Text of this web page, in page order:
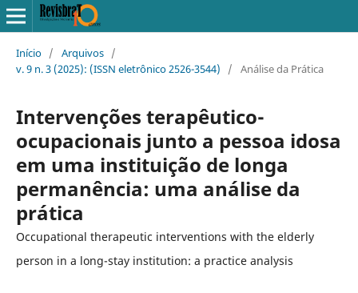
Início / Arquivos /
v. 9 n. 3 (2025): (ISSN eletrônico 2526-3544)
/ Análise da Prática
Intervenções terapêutico-
ocupacionais junto a pessoa idosa
em uma instituição de longa
permanência: uma análise da
prática
Occupational therapeutic interventions with the elderly
person in a long-stay institution: a practice analysis